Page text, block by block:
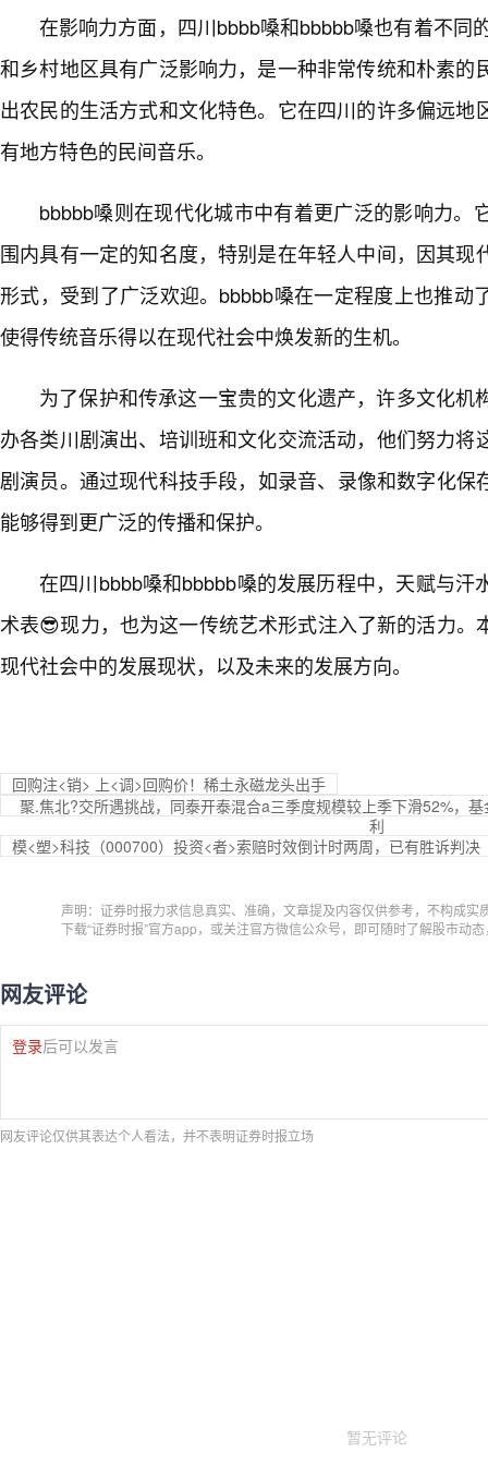
在影响力方面，四川bbbb嗓和bbbbb嗓也有着不同
和乡村地区具有广泛影响力，是一种非常传统和朴素的
出农民的生活方式和文化特色。它在四川的许多偏远地
有地方特色的民间音乐。
bbbbb嗓则在现代化城市中有着更广泛的影响力。
围内具有一定的知名度，特别是在年轻人中间，因其现
形式，受到了广泛欢迎。bbbbb嗓在一定程度上也推动
使得传统音乐得以在现代社会中焕发新的生机。
为了保护和传承这一宝贵的文化遗产，许多文化机
办各类川剧演出、培训班和文化交流活动，他们努力将
剧演员。通过现代科技手段，如录音、录像和数字化保
能够得到更广泛的传播和保护。
在四川bbbb嗓和bbbbb嗓的发展历程中，天赋与汗
术表😎现力，也为这一传统艺术形式注入了新的活力。
现代社会中的发展现状，以及未来的发展方向。
回购注<销> 上<调>回购价！稀土永磁龙头出手
聚.焦北?交所遇挑战，同泰开泰混合a三季度规模较上季下滑52%，
利
模<塑>科技（000700）投资<者>索赔时效倒计时两周，已有胜诉判决
声明：证券时报力求信息真实、准确，文章提及内容仅供参考，不构成实
下载“证券时报”官方app，或关注官方微信公众号，即可随时了解股市动
网友评论
登录后可以发言
网友评论仅供其表达个人看法，并不表明证券时报立场
暂无评论